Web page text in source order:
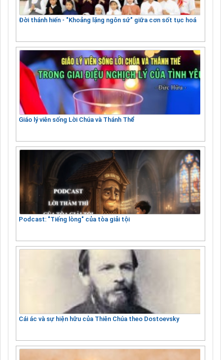
Đời thánh hiến - "Khoảng lặng ngôn sứ" giữa cơn sốt tục hoá
Giáo lý viên sống Lời Chúa và Thánh Thể
Podcast: "Tiếng lòng" của tòa giải tội
Cái ác và sự hiện hữu của Thiên Chúa theo Dostoevsky